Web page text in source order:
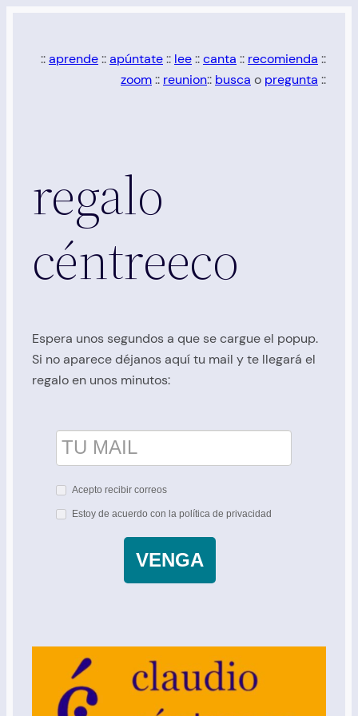
contenido
::aprende::apúntate:: lee::canta :: recomienda ::
zoom:: reunion:: busca o pregunta ::
regalo
céntreeco
Espera unos segundos a que se cargue el popup.
Si no aparece déjanos aquí tu mail y te llegará el
regalo en unos minutos:
Acepto recibir correos
Estoy de acuerdo con la política de privacidad
VENGA